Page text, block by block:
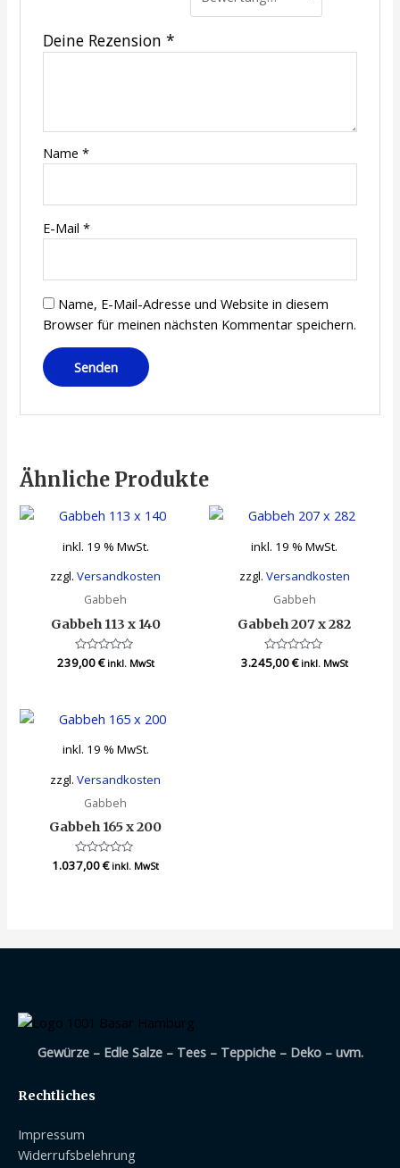
Deine Rezension *
Name *
E-Mail *
Name, E-Mail-Adresse und Website in diesem
Browser für meinen nächsten Kommentar speichern.
Ähnliche Produkte
inkl. 19 % MwSt.
zzgl.Versandkosten
Gabbeh
Gabbeh 113 x 140
Bewertet
mit
239,00€ inkl. MwSt
inkl. 19 % MwSt.
zzgl. Versandkosten
Gabbeh
Gabbeh 207 x 282
Bewertet
mit
3.245,00€ inkl. MwSt
inkl. 19 % MwSt.
zzgl.Versandkosten
Gabbeh
Gabbeh 165 x 200
Bewertet
mit
1.037,00€ inkl. MwSt
Gewürze – Edle Salze – Tees – Teppiche – Deko – uvm.
Rechtliches
Impressum
Widerrufsbelehrung